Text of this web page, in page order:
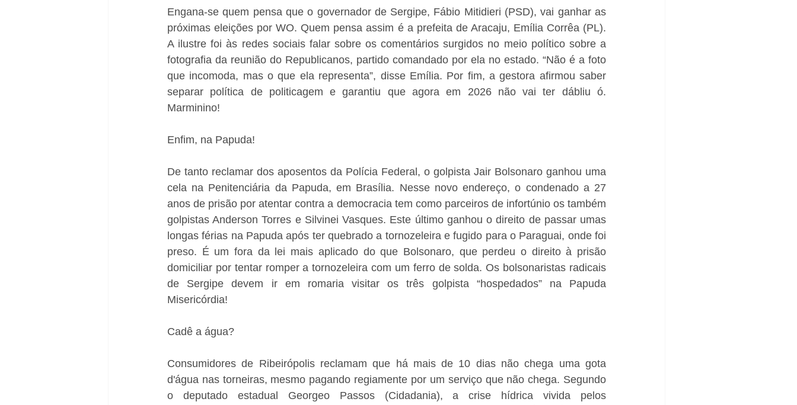
Engana-se quem pensa que o governador de Sergipe, Fábio Mitidieri (PSD), vai ganhar as
próximas eleições por WO. Quem pensa assim é a prefeita de Aracaju, Emília Corrêa (PL).
A ilustre foi às redes sociais falar sobre os comentários surgidos no meio político sobre a
fotografia da reunião do Republicanos, partido comandado por ela no estado. “Não é a foto
que incomoda, mas o que ela representa”, disse Emília. Por fim, a gestora afirmou saber
separar política de politicagem e garantiu que agora em 2026 não vai ter dábliu ó.
Marminino!
Enfim, na Papuda!
De tanto reclamar dos aposentos da Polícia Federal, o golpista Jair Bolsonaro ganhou uma
cela na Penitenciária da Papuda, em Brasília. Nesse novo endereço, o condenado a 27
anos de prisão por atentar contra a democracia tem como parceiros de infortúnio os também
golpistas Anderson Torres e Silvinei Vasques. Este último ganhou o direito de passar umas
longas férias na Papuda após ter quebrado a tornozeleira e fugido para o Paraguai, onde foi
preso. É um fora da lei mais aplicado do que Bolsonaro, que perdeu o direito à prisão
domiciliar por tentar romper a tornozeleira com um ferro de solda. Os bolsonaristas radicais
de Sergipe devem ir em romaria visitar os três golpista “hospedados” na Papuda
Misericórdia!
Cadê a água?
Consumidores de Ribeirópolis reclamam que há mais de 10 dias não chega uma gota
d'água nas torneiras, mesmo pagando regiamente por um serviço que não chega. Segundo
o deputado estadual Georgeo Passos (Cidadania), a crise hídrica vivida pelos